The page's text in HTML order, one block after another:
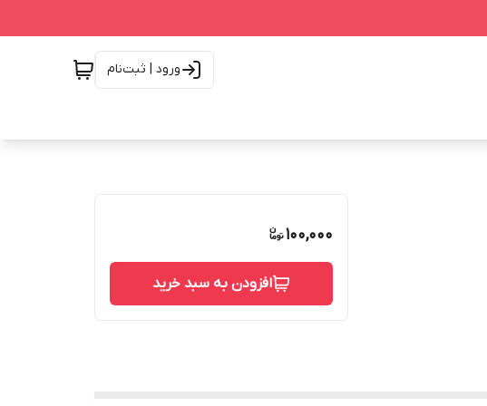
ورود | ثبت‌نام
100,000
افزودن به سبد خرید